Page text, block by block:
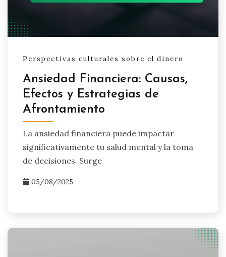
Perspectivas culturales sobre el dinero
Ansiedad Financiera: Causas,
Efectos y Estrategias de
Afrontamiento
La ansiedad financiera puede impactar
significativamente tu salud mental y la toma
de decisiones. Surge
05/08/2025